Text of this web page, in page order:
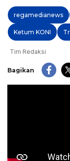
regamedianews
Ketum KONI
Tim Redaksi
Bagikan